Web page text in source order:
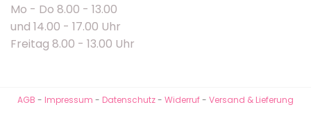
Mo - Do 8.00 - 13.00
und 14.00 - 17.00 Uhr
Freitag 8.00 - 13.00 Uhr
AGB - Impressum - Datenschutz- Widerruf- Versand & Lieferung